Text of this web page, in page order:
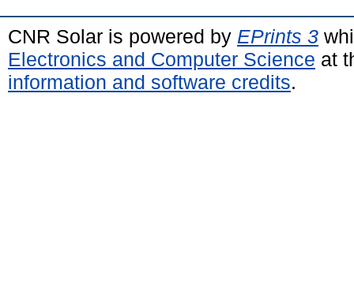
CNR Solar is powered by EPrints 3
Electronics and Computer Science at
information and software credits.